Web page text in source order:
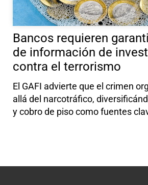
Bancos requieren
de información de
contra el terrorismo
El GAFI advierte que el crimen
allá del narcotráfico,
y cobro de piso como fuentes